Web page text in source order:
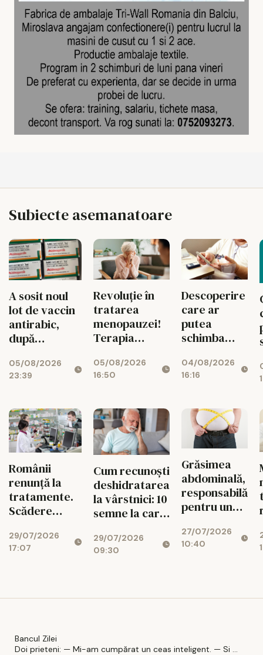
Subiecte asemanatoare
A sosit noul
lot de vaccin
antirabic,
după
care a dus la
blocarea
compromise
05/08/2026
23:39
Revoluție în
tratarea
menopauzei!
Terapia
revine, după
25 de ani de
05/08/2026
16:50
Descoperire
care ar
putea
schimba
diabetului
04/08/2026
16:16
Românii
renunță la
tratamente.
Scădere
consumului
de
29/07/2026
17:07
Cum recunoști
deshidratarea
la vârstnici: 10
semne la care
29/07/2026
09:30
Grăsimea
abdominală,
responsabilă
pentru unul
cazuri de
cancer
27/07/2026
10:40
Bancul Zilei
Doi prieteni: — Mi-am cumpărat un ceas inteligent. — Si ...